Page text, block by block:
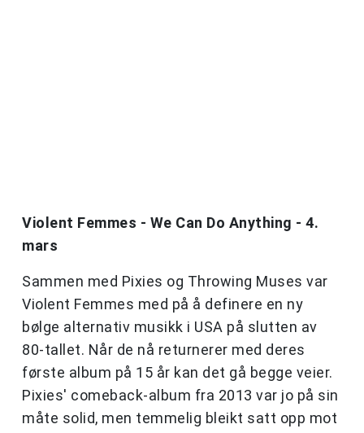
Violent Femmes - We Can Do Anything - 4.
mars
Sammen med Pixies og Throwing Muses var
Violent Femmes med på å definere en ny
bølge alternativ musikk i USA på slutten av
80-tallet. Når de nå returnerer med deres
første album på 15 år kan det gå begge veier.
Pixies' comeback-album fra 2013 var jo på sin
måte solid, men temmelig bleikt satt opp mot